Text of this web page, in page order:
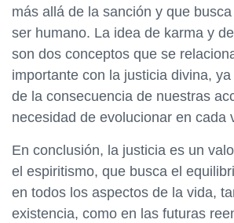
más allá de la sanción y que
ser humano. La idea de karma y
son dos conceptos que se
importante con la justicia divina,
de la consecuencia de nuestras
necesidad de evolucionar en cada
En conclusión, la justicia es un
el espiritismo, que busca el
en todos los aspectos de la vida,
existencia, como en las futuras